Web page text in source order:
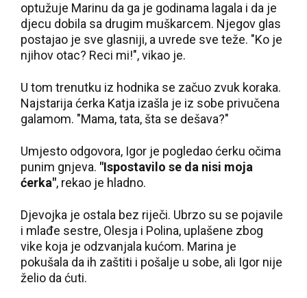
optužuje Marinu da ga je godinama lagala i da je
djecu dobila sa drugim muškarcem. Njegov glas
postajao je sve glasniji, a uvrede sve teže. "Ko je
njihov otac? Reci mi!", vikao je.
U tom trenutku iz hodnika se začuo zvuk koraka.
Najstarija ćerka Katja izašla je iz sobe privučena
galamom. "Mama, tata, šta se dešava?"
Umjesto odgovora, Igor je pogledao ćerku očima
punim gnjeva. "Ispostavilo se da nisi moja
ćerka", rekao je hladno.
Djevojka je ostala bez riječi. Ubrzo su se pojavile
i mlađe sestre, Olesja i Polina, uplašene zbog
vike koja je odzvanjala kućom. Marina je
pokušala da ih zaštiti i pošalje u sobe, ali Igor nije
želio da ćuti.